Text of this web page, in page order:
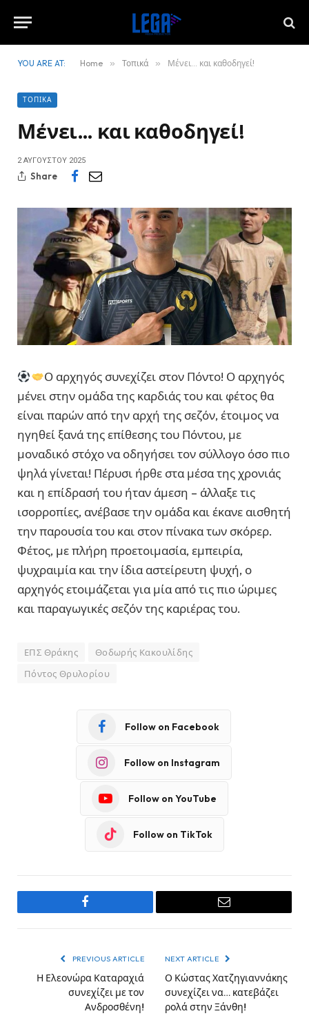
YOU ARE AT: Home » Τοπικά » Μένει… και καθοδηγεί!
ΤΟΠΙΚΆ
Μένει… και καθοδηγεί!
2 ΑΥΓΟΎΣΤΟΥ 2025
Share
Ο αρχηγός συνεχίζει στον Πόντο! Ο αρχηγός
μένει στην ομάδα της καρδιάς του και φέτος θα
είναι παρών από την αρχή της σεζόν, έτοιμος να
ηγηθεί ξανά της επίθεσης του Πόντου, με
μοναδικό στόχο να οδηγήσει τον σύλλογο όσο πιο
ψηλά γίνεται! Πέρυσι ήρθε στα μέσα της χρονιάς
και η επίδρασή του ήταν άμεση – άλλαξε τις
ισορροπίες, ανέβασε την ομάδα και έκανε αισθητή
την παρουσία του και στον πίνακα των σκόρερ.
Φέτος, με πλήρη προετοιμασία, εμπειρία,
ψυχραιμία και την ίδια αστείρευτη ψυχή, ο
αρχηγός ετοιμάζεται για μία από τις πιο ώριμες
και παραγωγικές σεζόν της καριέρας του.
ΕΠΣ Θράκης
Θοδωρής Κακουλίδης
Πόντος Θρυλορίου
Follow on Facebook
Follow on Instagram
Follow on YouTube
Follow on TikTok
Facebook Email
PREVIOUS ARTICLE
Η Ελεονώρα Καταραχιά
συνεχίζει με τον
Ανδροσθένη!
NEXT ARTICLE
Ο Κώστας Χατζηγιαννάκης
συνεχίζει να… κατεβάζει
ρολά στην Ξάνθη!